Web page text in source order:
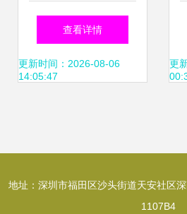
应用与未来趋势解
析
查看详情
更新时间：2026-08-06
14:05:47
更
地址：深圳市福田区沙头街道天安社区
1107B4